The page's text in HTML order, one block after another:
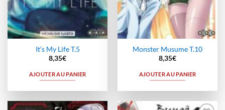
It’s My Life T.5
8,35€
AJOUTER AU PANIER
Monster Musume T.10
8,35€
AJOUTER AU PANIER